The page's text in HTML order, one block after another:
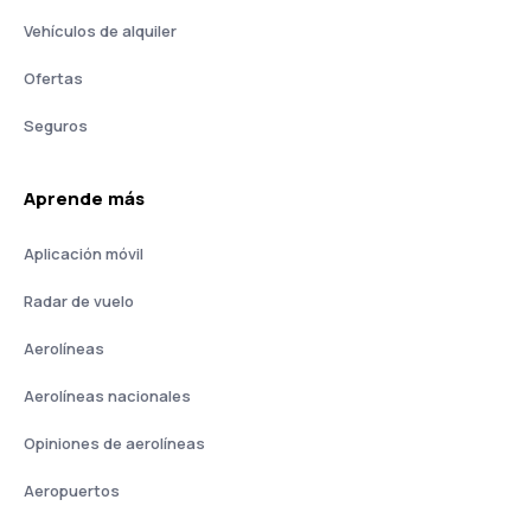
Vehículos de alquiler
Ofertas
Seguros
Aprende más
Aplicación móvil
Radar de vuelo
Aerolíneas
Aerolíneas nacionales
Opiniones de aerolíneas
Aeropuertos